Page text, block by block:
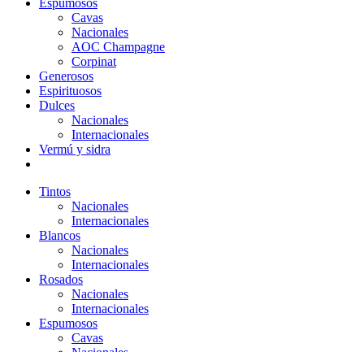
Espumosos
Cavas
Nacionales
AOC Champagne
Corpinat
Generosos
Espirituosos
Dulces
Nacionales
Internacionales
Vermú y sidra
Tintos
Nacionales
Internacionales
Blancos
Nacionales
Internacionales
Rosados
Nacionales
Internacionales
Espumosos
Cavas